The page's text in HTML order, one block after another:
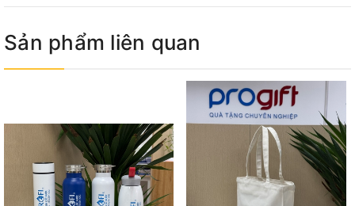
Sản phẩm liên quan